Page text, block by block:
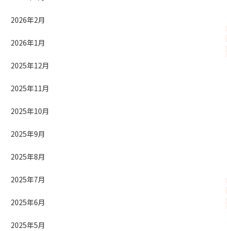
2026年2月
2026年1月
2025年12月
2025年11月
2025年10月
2025年9月
2025年8月
2025年7月
2025年6月
2025年5月